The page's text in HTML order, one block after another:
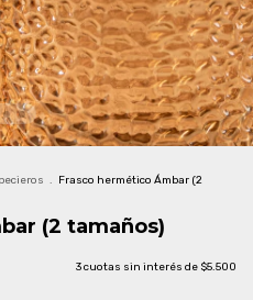
. Frasco hermético Ámbar (2
(2 tamaños)
3cuotas sin interés de $5.500